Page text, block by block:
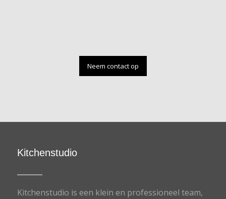
Neem contact op
Kitchenstudio
Kitchenstudio is een klein en professioneel team,